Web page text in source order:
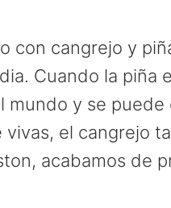
con cangrejo y
Cuando la piña
mundo y se
el cangrejo
acabamos de